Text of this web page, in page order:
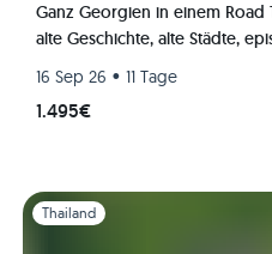
Ganz Georgien in einem
alte Geschichte, alte Städte,
16 Sep 26 • 11 Tage
1.495€
Folie 1 von 1
Thailand